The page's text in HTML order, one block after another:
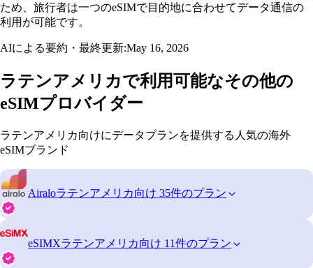
ため、旅行者は一つのeSIMで目的地に合わせてデータ通信の
利用が可能です。
AIによる要約・最終更新:May 16, 2026
ラテンアメリカで利用可能なその他の
eSIMプロバイダー
ラテンアメリカ向けにデータプランを提供する人気の海外
eSIMブランド
Airaloラテンアメリカ向け 35件のプラン
eSIMXラテンアメリカ向け 11件のプラン